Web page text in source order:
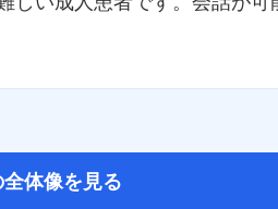
体像を見る